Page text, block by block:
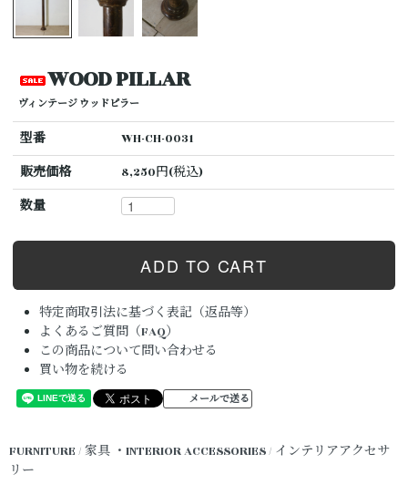
WOOD PILLAR
ヴィンテージ ウッドピラー
型番
WH-CH-0031
販売価格
8,250円(税込)
数量
特定商取引法に基づく表記（返品等）
よくあるご質問（FAQ）
この商品について問い合わせる
買い物を続ける
メールで送る
FURNITURE / 家具 ・INTERIOR ACCESSORIES / インテリアアクセサ
リー